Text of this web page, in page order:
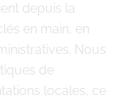
depuis la
en main, en
Nous
de
locales, ce